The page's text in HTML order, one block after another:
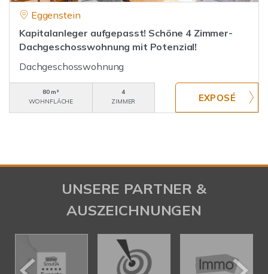
Eggenstein
Kapitalanleger aufgepasst! Schöne 4 Zimmer-
Dachgeschosswohnung mit Potenzial!
Dachgeschosswohnung
80 m²
WOHNFLÄCHE
4
ZIMMER
UNSERE PARTNER &
AUSZEICHNUNGEN